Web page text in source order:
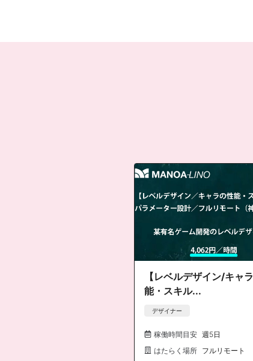
【レベルデザイン/キャ
能・スキル...
デザイナー
稼働時間目安 週5日
はたらく場所 フルリモート